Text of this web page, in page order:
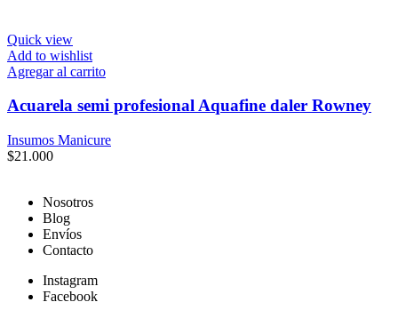
Quick view
Add to wishlist
Agregar al carrito
Acuarela semi profesional Aquafine daler Rowney
Insumos Manicure
$21.000
Nosotros
Blog
Envíos
Contacto
Instagram
Facebook